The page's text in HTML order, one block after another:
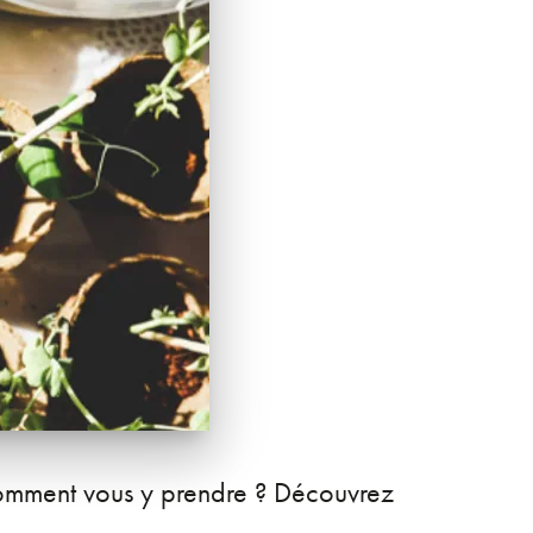
vous y prendre ? Découvrez